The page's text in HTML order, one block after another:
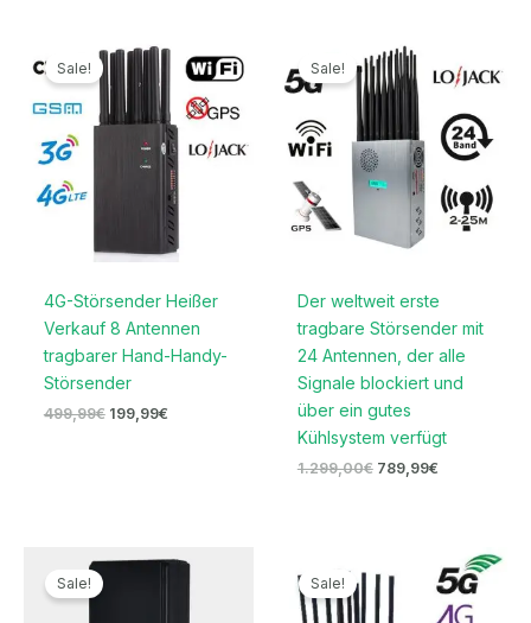
Sale!
4G-Störsender Heißer
Verkauf 8 Antennen
tragbarer Hand-Handy-
Störsender
499,99€
Preis
war:
499,99€
199,99€
Preis
ist:
199,99€.
Sale!
Der weltweit erste
tragbare Störsender mit
24 Antennen, der alle
Signale blockiert und
über ein gutes
Kühlsystem verfügt
1.299,00€
Preis
war:
1.299,00€
789,99€
ist:
Sale!
Ursprünglicher
Aktueller
Sale!
Ursprünglicher
Preis
war:
1.299,00€
Aktueller
Preis
ist:
569,99€.